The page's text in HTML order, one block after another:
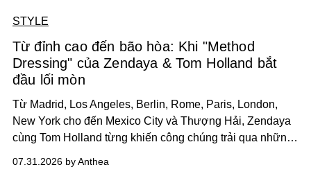
STYLE
Từ đỉnh cao đến bão hòa: Khi "Method
Dressing" của Zendaya & Tom Holland bắt
đầu lối mòn
Từ Madrid, Los Angeles, Berlin, Rome, Paris, London,
New York cho đến Mexico City và Thượng Hải, Zendaya
cùng Tom Holland từng khiến công chúng trải qua những
07.31.2026 by Anthea